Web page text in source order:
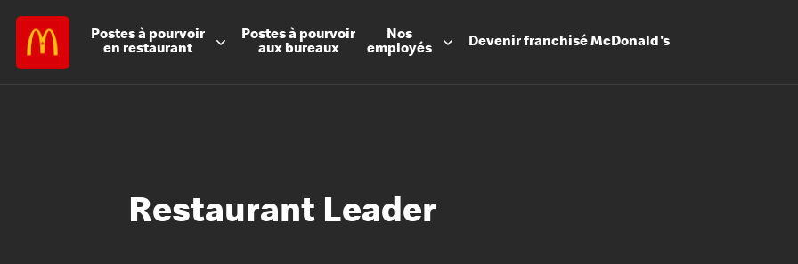
Postes à pourvoir
en restaurant
Postes à pourvoir
aux bureaux
Nos
employés
DevenirfranchiséMcDonald's
Restaurant Leader